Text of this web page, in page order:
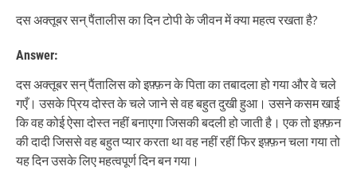
दस अक्तूबर सन् पैंतालीस का दिन टोपी के जीवन में क्या महत्व रखता है?
Answer:
दस अक्तूबर सन् पैंतालिस को इफ़्फ़न के पिता का तबादला हो गया और वे चले
गएँ। उसके प्रिय दोस्त के चले जाने से वह बहुत दुखी हुआ। उसने कसम खाई
कि वह कोई ऐसा दोस्त नहीं बनाएगा जिसकी बदली हो जाती है। एक तो इफ़्फ़न
की दादी जिससे वह बहुत प्यार करता था वह नहीं रहीं फिर इफ़्फ़न चला गया तो
यह दिन उसके लिए महत्वपूर्ण दिन बन गया।